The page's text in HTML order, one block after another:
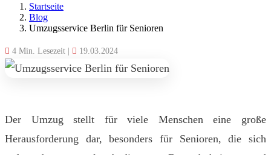
Startseite
Blog
Umzugsservice Berlin für Senioren
4 Min. Lesezeit | 19.03.2024
Der Umzug stellt für viele Menschen eine große
Herausforderung dar, besonders für Senioren, die sich